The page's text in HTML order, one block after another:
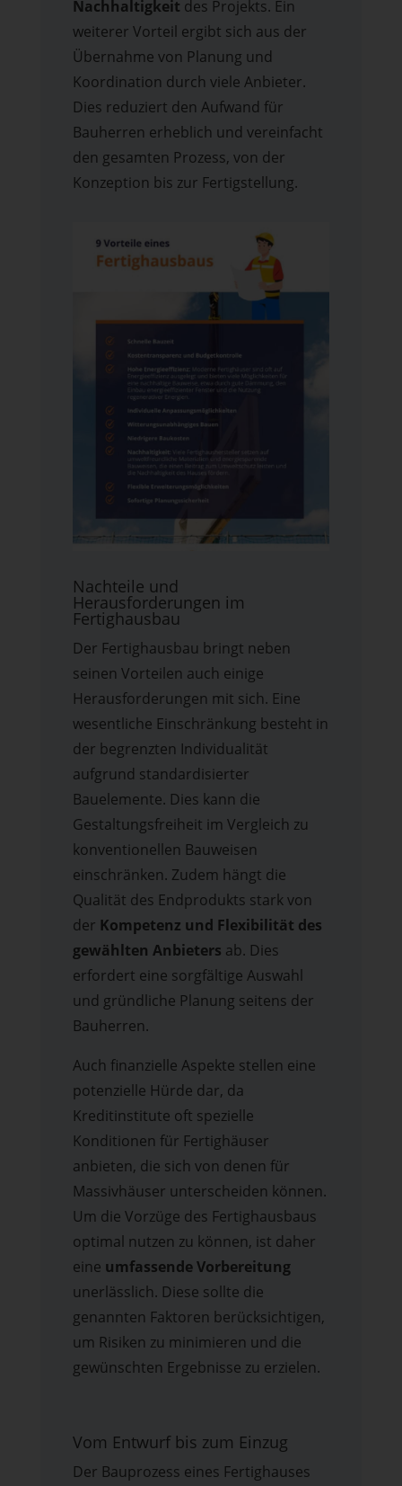
Nachhaltigkeit des Projekts. Ein
weiterer Vorteil ergibt sich aus der
Übernahme von Planung und
Koordination durch viele Anbieter.
Dies reduziert den Aufwand für
Bauherren erheblich und vereinfacht
den gesamten Prozess, von der
Konzeption bis zur Fertigstellung.
Nachteile und
Herausforderungen im
Fertighausbau
Der Fertighausbau bringt neben
seinen Vorteilen auch einige
Herausforderungen mit sich. Eine
wesentliche Einschränkung besteht in
der begrenzten Individualität
aufgrund standardisierter
Bauelemente. Dies kann die
Gestaltungsfreiheit im Vergleich zu
konventionellen Bauweisen
einschränken. Zudem hängt die
Qualität des Endprodukts stark von
der Kompetenz und Flexibilität des
gewählten Anbieters ab. Dies
erfordert eine sorgfältige Auswahl
und gründliche Planung seitens der
Bauherren.
Auch finanzielle Aspekte stellen eine
potenzielle Hürde dar, da
Kreditinstitute oft spezielle
Konditionen für Fertighäuser
anbieten, die sich von denen für
Massivhäuser unterscheiden können.
Um die Vorzüge des Fertighausbaus
optimal nutzen zu können, ist daher
eine umfassende Vorbereitung
unerlässlich. Diese sollte die
genannten Faktoren berücksichtigen,
um Risiken zu minimieren und die
gewünschten Ergebnisse zu erzielen.
Vom Entwurf bis zum Einzug
Der Bauprozess eines Fertighauses